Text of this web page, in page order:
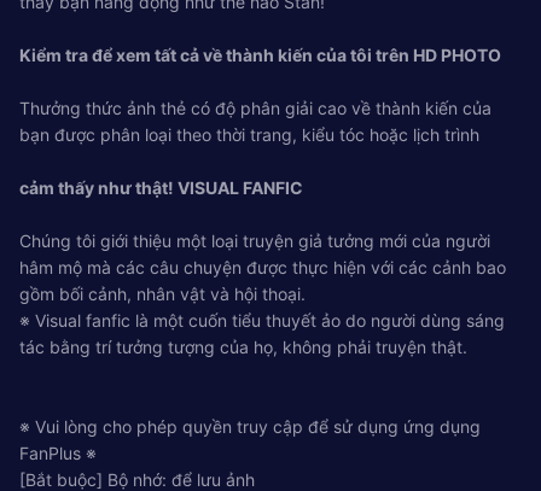
Kiểm tra để xem tất cả về thành kiến ​​của tôi trên HD PHOTO
Thưởng thức ảnh thẻ có độ phân giải cao về thành kiến ​​của
bạn được phân loại theo thời trang, kiểu tóc hoặc lịch trình
cảm thấy như thật! VISUAL FANFIC
Chúng tôi giới thiệu một loại truyện giả tưởng mới của người
hâm mộ mà các câu chuyện được thực hiện với các cảnh bao
gồm bối cảnh, nhân vật và hội thoại.
※ Visual fanfic là một cuốn tiểu thuyết ảo do người dùng sáng
tác bằng trí tưởng tượng của họ, không phải truyện thật.
※ Vui lòng cho phép quyền truy cập để sử dụng ứng dụng
FanPlus ※
[Bắt buộc] Bộ nhớ: để lưu ảnh